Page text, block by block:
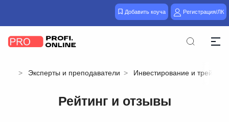
Добавить коуча Регистрация/ЛК
Эксперты и преподаватели Инвестирование и трейдинг
Рейтинг и отзывы